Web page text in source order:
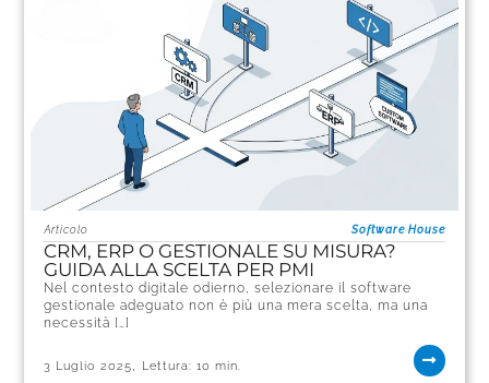
CRM, ERP O GESTIONALE SU MISURA?
GUIDA ALLA SCELTA PER PMI
Articolo Software House
Nel contesto digitale odierno, selezionare il software
gestionale adeguato non è più una mera scelta, ma una
necessità […]
3 Luglio 2025, Lettura: 10 min.